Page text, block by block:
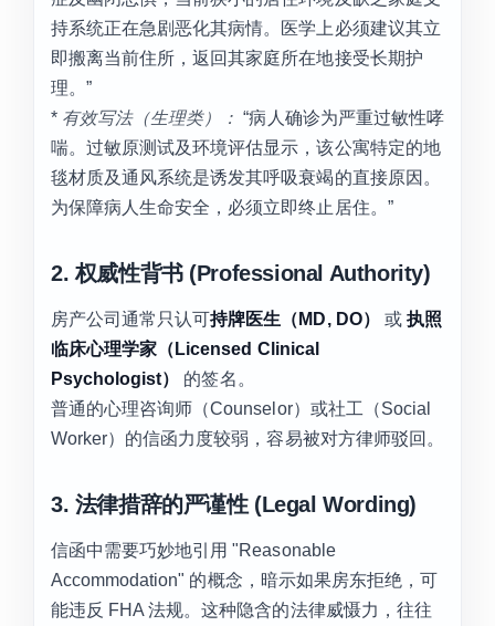
持系统正在急剧恶化其病情。医学上必须建议其立
即搬离当前住所，返回其家庭所在地接受长期护
理。”
* 有效写法（生理类）： “病人确诊为严重过敏性哮
喘。过敏原测试及环境评估显示，该公寓特定的地
毯材质及通风系统是诱发其呼吸衰竭的直接原因。
为保障病人生命安全，必须立即终止居住。”
2. 权威性背书 (Professional Authority)
房产公司通常只认可持牌医生（MD, DO） 或 执照
临床心理学家（Licensed Clinical
Psychologist）
的签名。
普通的心理咨询师（Counselor）或社工（Social
Worker）的信函力度较弱，容易被对方律师驳回。
3. 法律措辞的严谨性 (Legal Wording)
信函中需要巧妙地引用 "Reasonable
Accommodation" 的概念，暗示如果房东拒绝，可
能违反 FHA 法规。这种隐含的法律威慑力，往往